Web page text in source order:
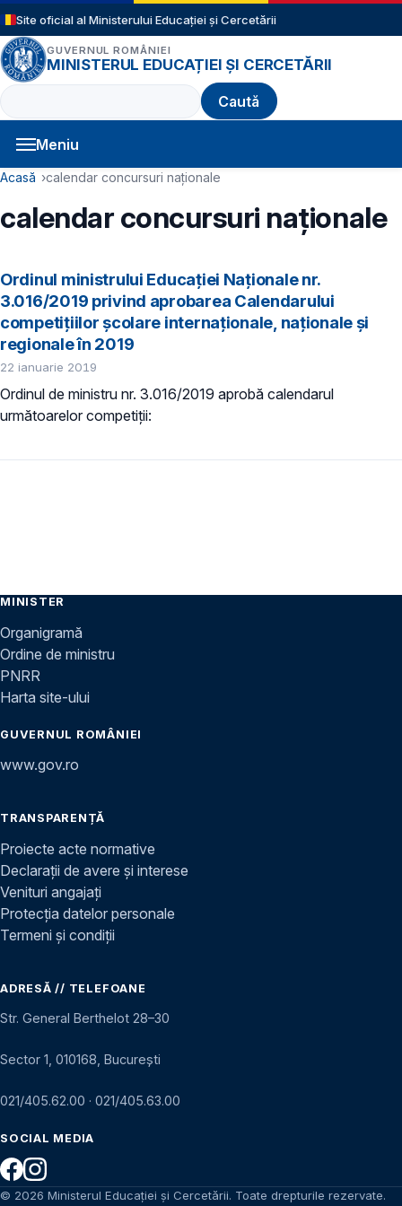
Sari la conținutul principal
Site oficial al Ministerului Educației și Cercetării
GUVERNUL ROMÂNIEI
MINISTERUL EDUCAȚIEI ȘI CERCETĂRII
Caută
Meniu
Navigație principală
Cale de navigare
Acasă calendar concursuri naționale
calendar concursuri naționale
Ordinul ministrului Educației Naționale nr.
3.016/2019 privind aprobarea Calendarului
competițiilor școlare internaționale, naționale și
regionale în 2019
22 ianuarie 2019
Ordinul de ministru nr. 3.016/2019 aprobă calendarul
următoarelor competiții:
MINISTER
Organigramă
Ordine de ministru
PNRR
Harta site-ului
GUVERNUL ROMÂNIEI
www.gov.ro
TRANSPARENȚĂ
Proiecte acte normative
Declarații de avere și interese
Venituri angajați
Protecția datelor personale
Termeni și condiții
ADRESĂ // TELEFOANE
Str. General Berthelot 28–30
Sector 1, 010168, București
021/405.62.00 · 021/405.63.00
SOCIAL MEDIA
© 2026 Ministerul Educației și Cercetării. Toate drepturile rezervate.